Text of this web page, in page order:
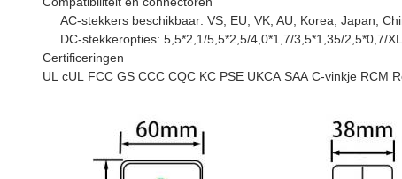
AC-stekkers beschikbaar: VS, EU, VK, AU, Korea, Japan,
DC-stekkeropties: 5,5*2,1/5,5*2,5/4,0*1,7/3,5*1,35/2,5*0,7/
Certificeringen
UL cUL FCC GS CCC CQC KC PSE UKCA SAA C-vinkje RCM